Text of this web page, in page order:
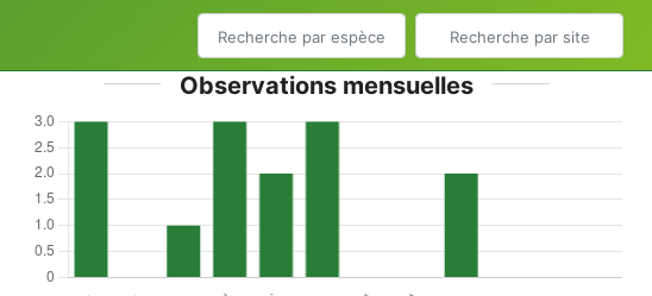
Observations mensuelles